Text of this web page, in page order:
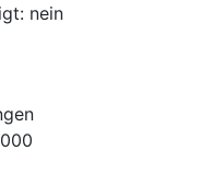
: nein